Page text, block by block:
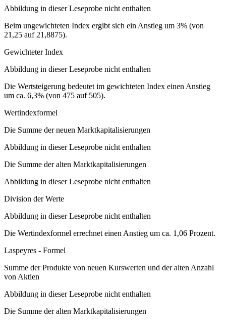
Abbildung in dieser Leseprobe nicht enthalten
Beim ungewichteten Index ergibt sich ein Anstieg um 3% (von
21,25 auf 21,8875).
Gewichteter Index
Abbildung in dieser Leseprobe nicht enthalten
Die Wertsteigerung bedeutet im gewichteten Index einen Anstieg
um ca. 6,3% (von 475 auf 505).
Wertindexformel
Die Summe der neuen Marktkapitalisierungen
Abbildung in dieser Leseprobe nicht enthalten
Die Summe der alten Marktkapitalisierungen
Abbildung in dieser Leseprobe nicht enthalten
Division der Werte
Abbildung in dieser Leseprobe nicht enthalten
Die Wertindexformel errechnet einen Anstieg um ca. 1,06 Prozent.
Laspeyres - Formel
Summe der Produkte von neuen Kurswerten und der alten Anzahl
von Aktien
Abbildung in dieser Leseprobe nicht enthalten
Die Summe der alten Marktkapitalisierungen